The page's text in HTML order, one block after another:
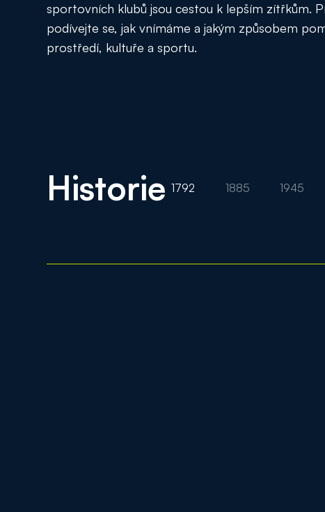
sportovních klubů jsou cestou k lepším zítřkům.
podívejte se, jak vnímáme a jakým způsobem
prostředí, kultuře a sportu.
Historie 1792 1885 1945